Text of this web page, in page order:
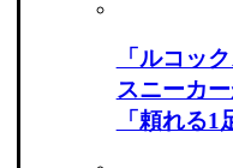
「ルコッ
スニーカ
「頼れる1